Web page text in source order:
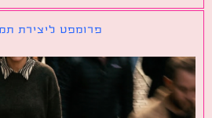
פרומפט ליצירת תמונה